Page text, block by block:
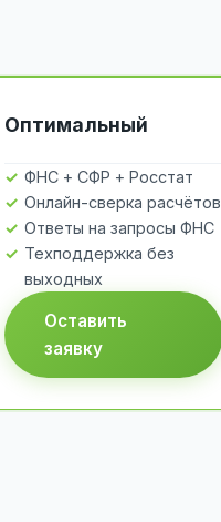
Оптимальный
ФНС + СФР + Росстат
Онлайн-сверка расчётов
Ответы на запросы ФНС
Техподдержка без
выходных
Оставить
заявку